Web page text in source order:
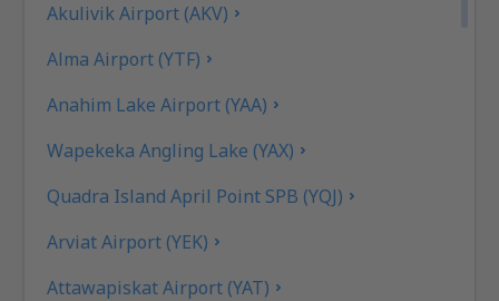
Akulivik Airport (AKV)
Alma Airport (YTF)
Anahim Lake Airport (YAA)
Wapekeka Angling Lake (YAX)
Quadra Island April Point SPB (YQJ)
Arviat Airport (YEK)
Attawapiskat Airport (YAT)